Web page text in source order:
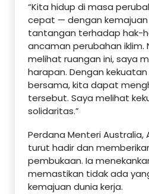
“Kita hidup di masa
cepat — dengan
tantangan terhadap hak-
ancaman perubahan iklim.
melihat ruangan ini, saya
harapan. Dengan
bersama, kita dapat
tersebut. Saya melihat
solidaritas.”
Perdana Menteri Australia,
turut hadir dan
pembukaan. Ia
memastikan tidak ada
kemajuan dunia kerja.